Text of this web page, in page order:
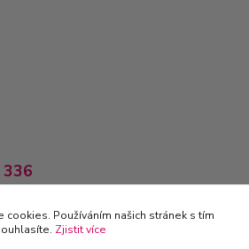
cookies. Používáním našich stránek s tím
Zjistit více